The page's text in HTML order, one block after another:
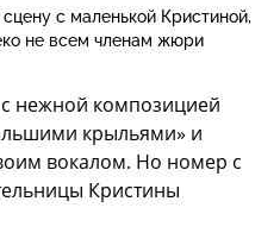
с маленькой Кристиной,
не всем членам жюри
нежной композицией
крыльями» и
вокалом. Но номер с
Кристины